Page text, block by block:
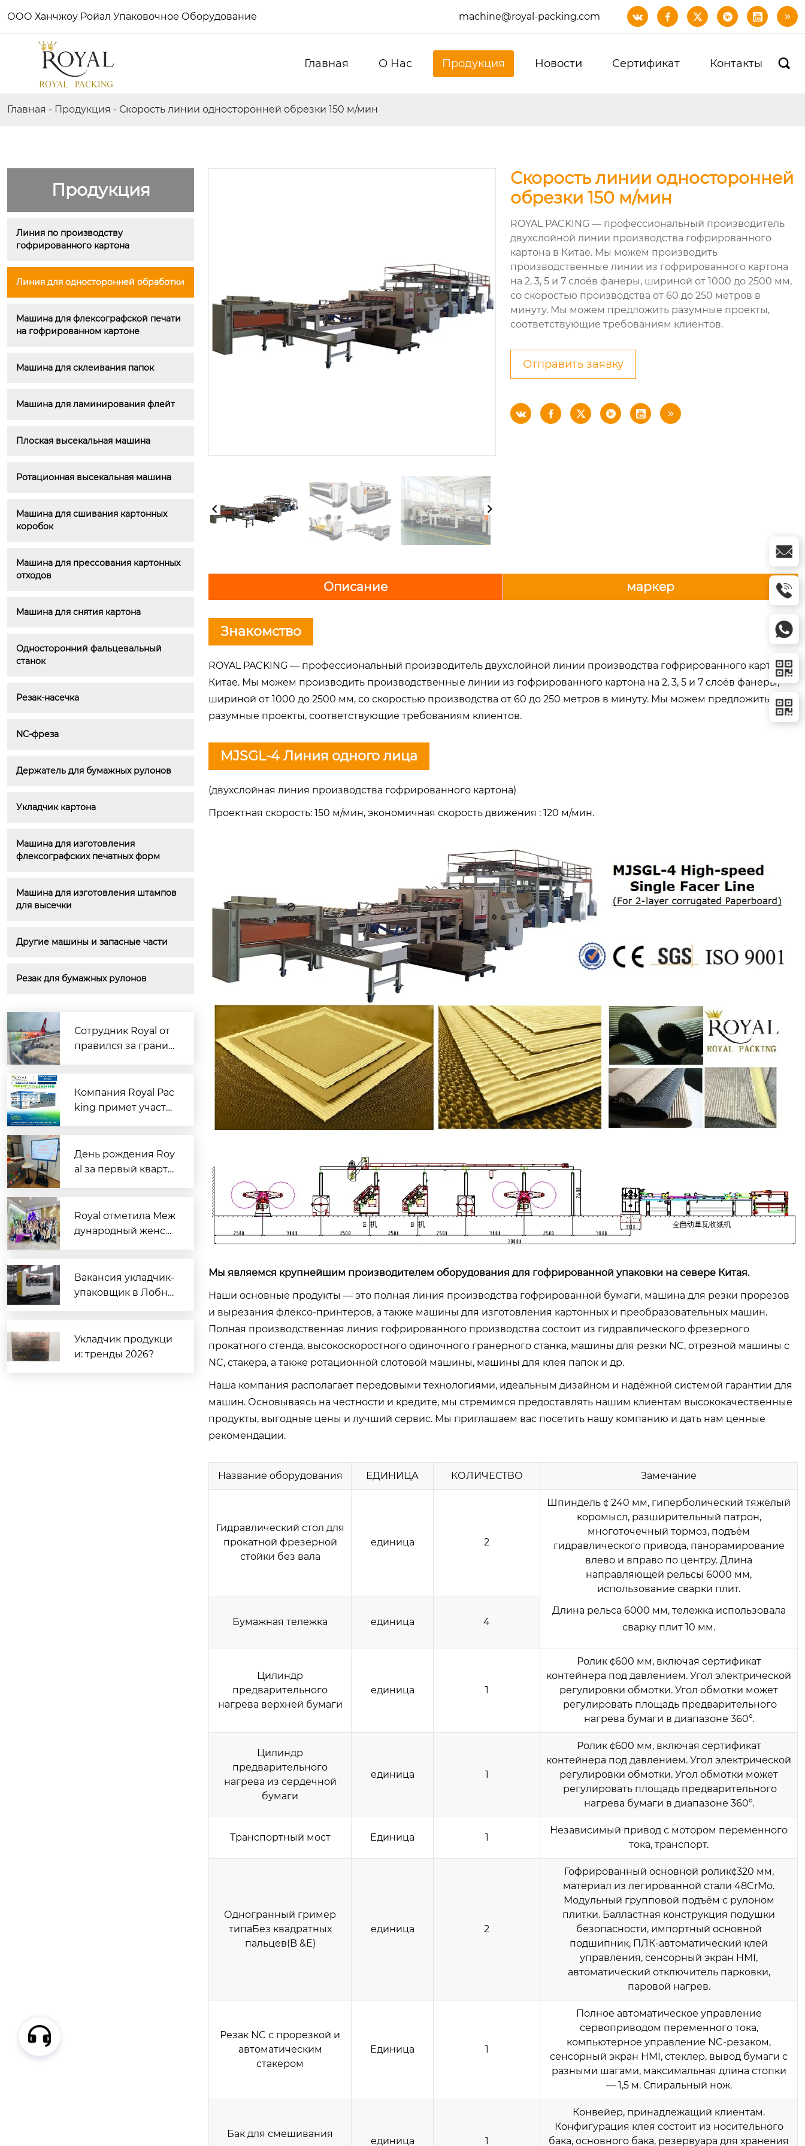
ООО Ханчжоу Ройал Упаковочное Оборудование machine@royal-packing.com      
Главная О Hас Продукция Новости Сертификат Контакты 
Главная - Продукция - Скорость линии односторонней обрезки 150 м/мин
Продукция
Линия по производству
гофрированного картона
Линия для односторонней обработки
Машина для флексографской печати
на гофрированном картоне
Машина для склеивания папок
Машина для ламинирования флейт
Плоская высекальная машина
Ротационная высекальная машина
Машина для сшивания картонных
коробок
Машина для прессования картонных
отходов
Машина для снятия картона
Односторонний фальцевальный
станок
Резак-насечка
NC-фреза
Держатель для бумажных рулонов
Укладчик картона
Машина для изготовления
флексографских печатных форм
Машина для изготовления штампов
для высечки
Другие машины и запасные части
Резак для бумажных рулонов
Сотрудник Royal от
правился за границ
бота помогла успеш
но выполнить задач
Компания Royal Pac
king примет участи
День рождения Roy
al за первый кварта
рдца каждого имен
инника
Royal отметила Меж
дународный женск
дниц
Вакансия укладчик-
упаковщик в Лобне:
Укладчик продукци
и: тренды 2026?
Скорость линии односторонней
обрезки 150 м/мин
ROYAL PACKING — профессиональный производитель
двухслойной линии производства гофрированного
картона в Китае. Мы можем производить
производственные линии из гофрированного картона
на 2, 3, 5 и 7 слоёв фанеры, шириной от 1000 до 2500 мм,
со скоростью производства от 60 до 250 метров в
минуту. Мы можем предложить разумные проекты,
соответствующие требованиям клиентов.
Отправить заявку
     
Описание маркер
Знакомство
ROYAL PACKING — профессиональный производитель двухслойной линии производства гофрированного картона в
Китае. Мы можем производить производственные линии из гофрированного картона на 2, 3, 5 и 7 слоёв фанеры,
шириной от 1000 до 2500 мм, со скоростью производства от 60 до 250 метров в минуту. Мы можем предложить
разумные проекты, соответствующие требованиям клиентов.
MJSGL-4 Линия одного лица
(двухслойная линия производства гофрированного картона)
Проектная скорость: 150 м/мин, экономичная скорость движения : 120 м/мин.
Мы являемся крупнейшим производителем оборудования для гофрированной упаковки на севере Китая.
Наши основные продукты — это полная линия производства гофрированной бумаги, машина для резки прорезов
и вырезания флексо-принтеров, а также машины для изготовления картонных и преобразовательных машин.
Полная производственная линия гофрированного производства состоит из гидравлического фрезерного
прокатного стенда, высокоскоростного одиночного гранерного станка, машины для резки NC, отрезной машины с
NC, стакера, а также ротационной слотовой машины, машины для клея папок и др.
Наша компания располагает передовыми технологиями, идеальным дизайном и надёжной системой гарантии для
машин. Основываясь на честности и кредите, мы стремимся предоставлять нашим клиентам высококачественные
продукты, выгодные цены и лучший сервис. Мы приглашаем вас посетить нашу компанию и дать нам ценные
рекомендации.
Название оборудования ЕДИНИЦА КОЛИЧЕСТВО Замечание
Гидравлический стол для
прокатной фрезерной
стойки без вала
единица 2
Шпиндель ¢ 240 мм, гиперболический тяжёлый
коромысл, разширительный патрон,
многоточечный тормоз, подъём
гидравлического привода, панорамирование
влево и вправо по центру. Длина
направляющей рельсы 6000 мм,
использование сварки плит.
Длина рельса 6000 мм, тележка использовала
сварку плит 10 мм.
Бумажная тележка единица 4
Цилиндр
предварительного
нагрева верхней бумаги
единица 1
Ролик ¢600 мм, включая сертификат
контейнера под давлением. Угол электрической
регулировки обмотки. Угол обмотки может
регулировать площадь предварительного
нагрева бумаги в диапазоне 360°.
Цилиндр
предварительного
нагрева из сердечной
бумаги
единица 1
Ролик ¢600 мм, включая сертификат
контейнера под давлением. Угол электрической
регулировки обмотки. Угол обмотки может
регулировать площадь предварительного
нагрева бумаги в диапазоне 360°.
Транспортный мост Единица 1
Независимый привод с мотором переменного
тока, транспорт.
Одногранный гример
типаБез квадратных
пальцев(B &E)
единица 2
Гофрированный основной ролик¢320 мм,
материал из легированной стали 48CrMo.
Модульный групповой подъём с рулоном
плитки. Балластная конструкция подушки
безопасности, импортный основной
подшипник, ПЛК-автоматический клей
управления, сенсорный экран HMI,
автоматический отключитель парковки,
паровой нагрев.
Резак NC с прорезкой и
автоматическим
стакером
Единица 1
Полное автоматическое управление
сервоприводом переменного тока,
компьютерное управление NC-резаком,
сенсорный экран HMI, стеклер, вывод бумаги с
разными шагами, максимальная длина стопки
— 1,5 м. Спиральный нож.
Бак для смешивания
единица 1
Конвейер, принадлежащий клиентам.
Конфигурация клея состоит из носительного
бака, основного бака, резервуара для хранения